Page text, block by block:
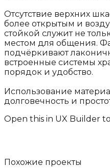
Отсутствие верхних
более открытым и
стойкой служит не
местом для общения.
подчёркивают
встроенные системы
порядок и удобство.​
Использование
долговечность и
Open this in UX Builder
Похожие проекты